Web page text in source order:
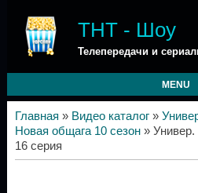
ТНТ - Шоу
Телепередачи и
MENU
Главная » Видео каталог»
Новая общага 10 сезон» Универ.
16 серия